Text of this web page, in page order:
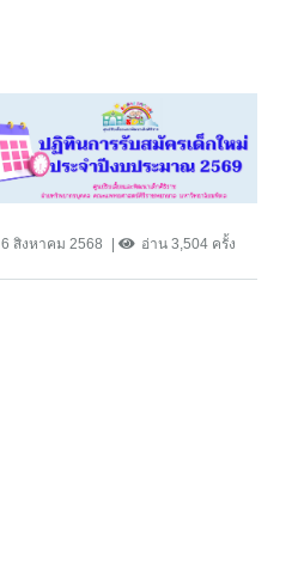
6 สิงหาคม 2568 อ่าน 3,504 ครั้ง